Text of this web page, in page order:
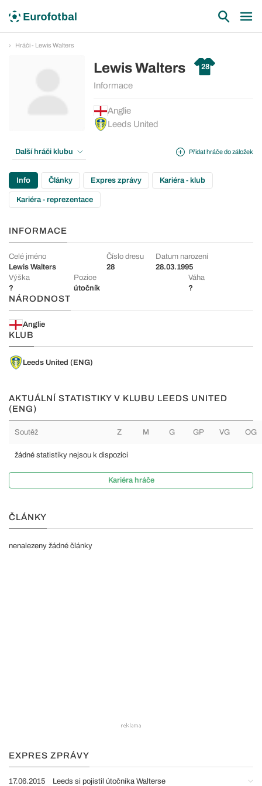
Hráči - Lewis Walters
Lewis Walters 28
Informace
Anglie
Leeds United
Přidat hráče do záložek
Další hráči klubu
Info Články Expres zprávy Kariéra - klub
Kariéra - reprezentace
INFORMACE
Celé jméno
Lewis Walters
Číslo dresu
28
Datum narození
28.03.1995
Výška
?
Pozice
útočník
Váha
?
NÁRODNOST
Anglie
KLUB
Leeds United (ENG)
AKTUÁLNÍ STATISTIKY V KLUBU LEEDS UNITED
(ENG)
Soutěž Z M G GP VG OG
žádné statistiky nejsou k dispozici
Kariéra hráče
ČLÁNKY
nenalezeny žádné články
EXPRES ZPRÁVY
17.06.2015 Leeds si pojistil útočníka Walterse